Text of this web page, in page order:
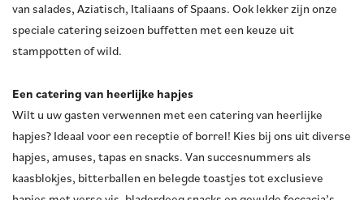
van salades, Aziatisch, Italiaans of Spaans. Ook lekker zijn onze
speciale catering seizoen buffetten met een keuze uit
stamppotten of wild.
Een catering van heerlijke hapjes
Wilt u uw gasten verwennen met een catering van heerlijke
hapjes? Ideaal voor een receptie of borrel! Kies bij ons uit diverse
hapjes, amuses, tapas en snacks. Van succesnummers als
kaasblokjes, bitterballen en belegde toastjes tot exclusieve